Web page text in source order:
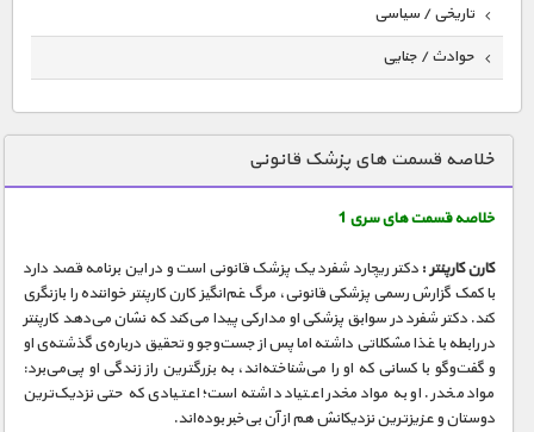
تاریخی / سیاسی
حوادث / جنایی
دنیای خوراکی ها
زمین شناسی / محیط زیست
سازه/ معماری/ مهندسی
سرگرمی
شناخت کودکان
طبیعت
علم و فناوری
خلاصه قسمت های پزشک قانونی
خلاصه قسمت های سری 1
کارن کارپنتر : دکتر ریچارد شفرد یک پزشک قانونی است و در این برنامه قصد دارد
با کمک گزارش رسمی پزشکی قانونی، مرگ غم‌انگیز کارن کارپنتر خواننده را بازنگری
کند. دکتر شفرد در سوابق پزشکی او مدارکی پیدا می‌کند که نشان می‌دهد کارپنتر
در رابطه با غذا مشکلاتی داشته اما پس از جست‌و‌جو و تحقیق درباره‌ی گذشته‌ی او
و گفت‌وگو با کسانی که او را می‌شناخته‌اند، به بزرگترین راز زندگی او پی‌می‌برد:
مواد مخدر. او به مواد مخدر اعتیاد داشته است؛ اعتیادی که حتی نزدیک‌ترین
دوستان و عزیزترین نزدیکانش هم از آن بی‌خبر بوده‌اند.